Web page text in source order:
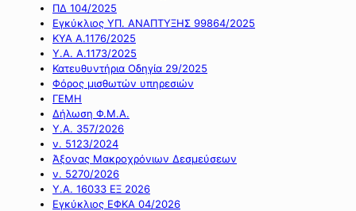
ΠΔ 104/2025
Εγκύκλιος ΥΠ. ΑΝΑΠΤΥΞΗΣ 99864/2025
ΚΥΑ Α.1176/2025
Υ.Α. Α.1173/2025
Κατευθυντήρια Οδηγία 29/2025
Φόρος μισθωτών υπηρεσιών
ΓΕΜΗ
Δήλωση Φ.Μ.Α.
Υ.Α. 357/2026
ν. 5123/2024
Άξονας Μακροχρόνιων Δεσμεύσεων
ν. 5270/2026
Υ.Α. 16033 ΕΞ 2026
Εγκύκλιος ΕΦΚΑ 04/2026